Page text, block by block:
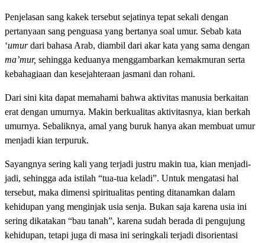
Penjelasan sang kakek tersebut sejatinya tepat sekali dengan
pertanyaan sang penguasa yang bertanya soal umur. Sebab kata
‘umurdari bahasa Arab, diambil dari akar kata yang sama dengan
ma’mur, sehingga keduanya menggambarkan kemakmuran serta
kebahagiaan dan kesejahteraan jasmani dan rohani.
Dari sini kita dapat memahami bahwa aktivitas manusia berkaitan
erat dengan umurnya. Makin berkualitas aktivitasnya, kian berkah
umurnya. Sebaliknya, amal yang buruk hanya akan membuat umur
menjadi kian terpuruk.
Sayangnya sering kali yang terjadi justru makin tua, kian menjadi-
jadi, sehingga ada istilah “tua-tua keladi”. Untuk mengatasi hal
tersebut, maka dimensi spiritualitas penting ditanamkan dalam
kehidupan yang menginjak usia senja. Bukan saja karena usia ini
sering dikatakan “bau tanah”, karena sudah berada di pengujung
kehidupan, tetapi juga di masa ini seringkali terjadi disorientasi